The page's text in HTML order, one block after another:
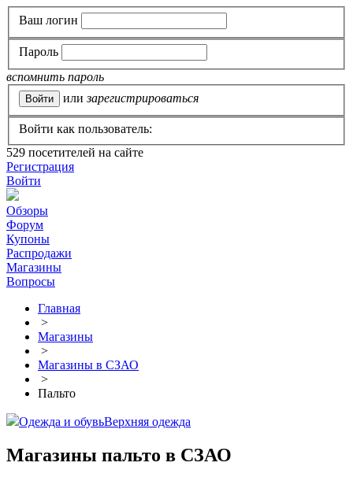
Ваш логин
Пароль
вспомнить пароль
или зарегистрироваться
Войти как пользователь:
529 посетителей на сайте
Регистрация
Войти
Обзоры
Форум
Купоны
Распродажи
Магазины
Вопросы
Главная
>
Магазины
>
Магазины в СЗАО
>
Пальто
Одежда и обувьВерхняя одежда
Магазины пальто в СЗАО